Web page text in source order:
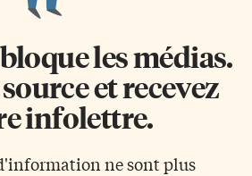
les médias.
et recevez
infolettre.
ne sont plus